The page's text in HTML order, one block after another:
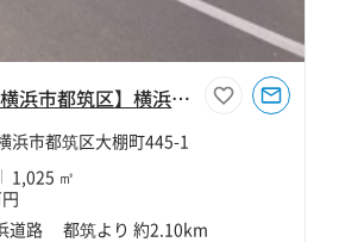
【神奈川県横浜市都筑区】横浜中央２
浜市都筑区大棚町445-1
1,025 ㎡
道路 都筑より 約2.10km